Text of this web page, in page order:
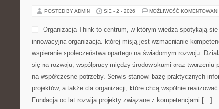
POSTED BY ADMIN SIE - 2 - 2026 MOŻLIWOŚĆ
Organizacja Think to centrum, w którym wiedza spotykają się
innowacyjna organizacja, której misją jest wzmacnianie
wspieranie społeczeństwa opartego na świadomym rozwoju.
się na rozwoju, współpracy między środowiskami oraz tworzeniu
na współczesne potrzeby. Serwis stanowi bazę praktycznych
projektów, a także dla organizacji, które chcą wspólnie
Fundacja od lat rozwija projekty związane z kompetencjami […]